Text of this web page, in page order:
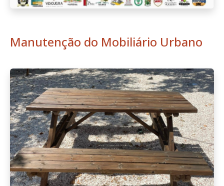
Manutenção do Mobiliário Urbano